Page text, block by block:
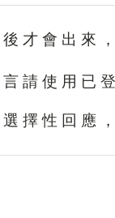
才 會 出 來
請 使 用 已
擇 性 回 應